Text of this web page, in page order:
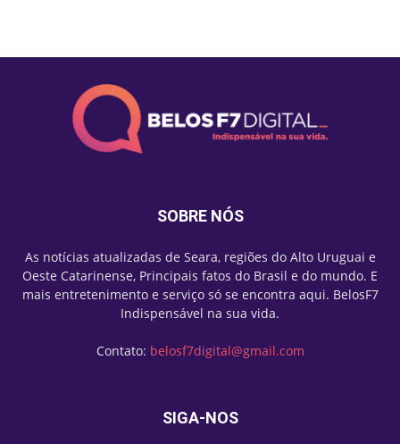
SOBRE NÓS
As notícias atualizadas de Seara, regiões do Alto Uruguai e
Oeste Catarinense, Principais fatos do Brasil e do mundo. E
mais entretenimento e serviço só se encontra aqui. BelosF7
Indispensável na sua vida.
Contato: belosf7digital@gmail.com
SIGA-NOS